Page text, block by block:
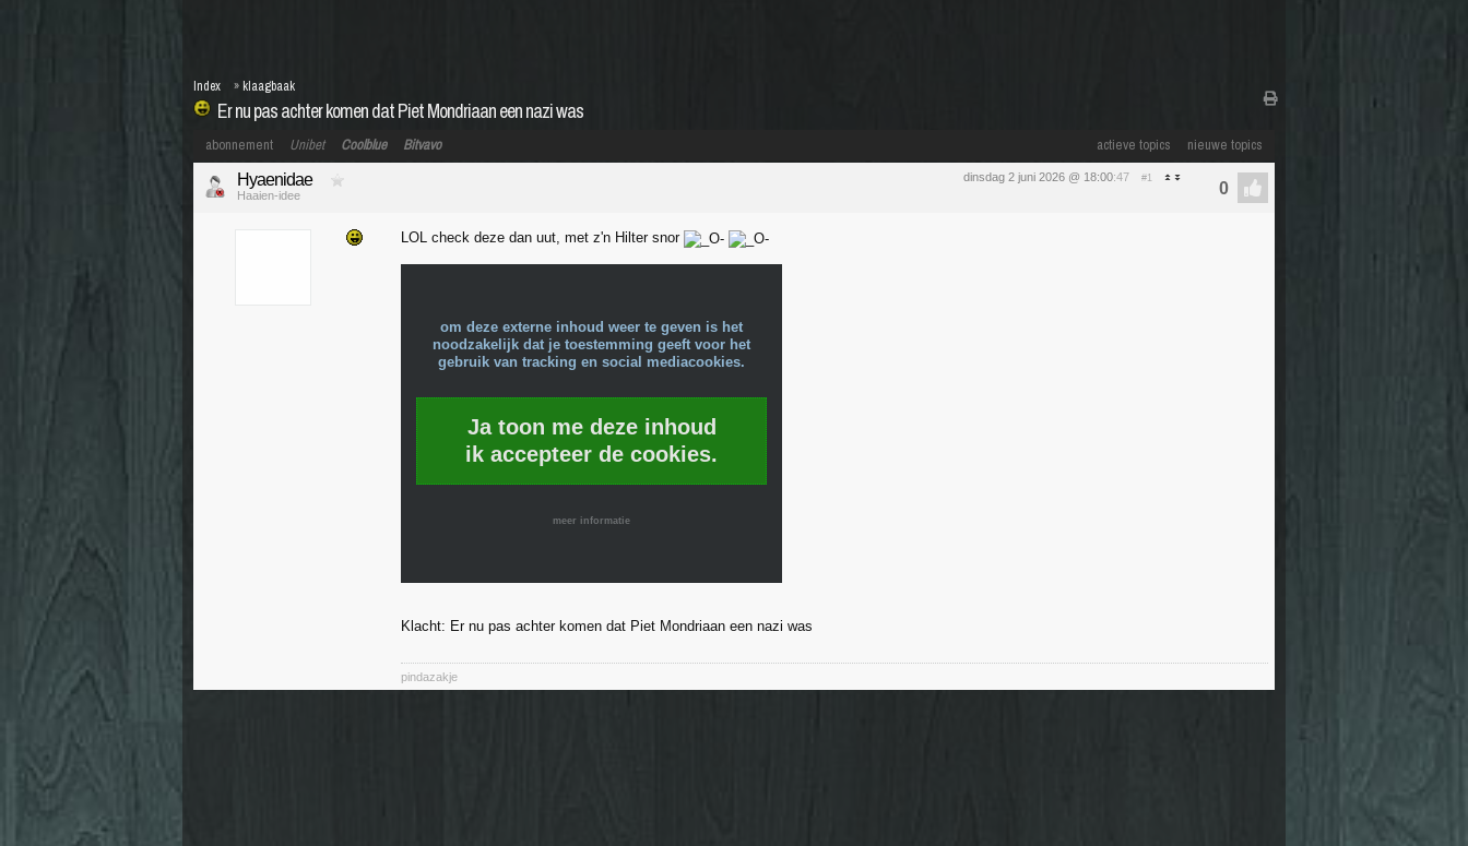
Er nu pas achter komen dat Piet Mondriaan een nazi was
Index »klaagbaak
actieve topics nieuwe topics
abonnement Unibet Coolblue Bitvavo
dinsdag 2 juni 2026 @ 18:00:47 #1
Hyaenidae
Haaien-idee
LOL check deze dan uut, met z'n Hilter snor
om deze externe inhoud weer te geven is het
noodzakelijk dat je toestemming geeft voor het
gebruik van tracking en social mediacookies.
Ja toon me deze inhoud
ik accepteer de cookies.
meer informatie
Klacht: Er nu pas achter komen dat Piet Mondriaan een nazi was
pindazakje